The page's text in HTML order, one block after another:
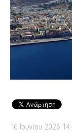
16 Ιουνίου 2026